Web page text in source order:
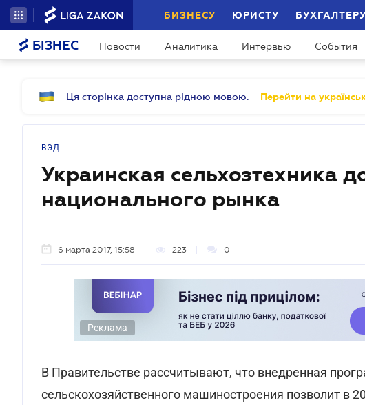
БИЗНЕСУ ЮРИСТУ БУХГАЛТЕРУ
БІЗНЕС Новости Аналитика Интервью События
Ця сторінка доступна рідною мовою. Перейти на
ВЭД
Украинская сельхозтехника
национального рынка
6 марта 2017, 15:58 223 0
Реклама
В Правительстве рассчитывают, что внедренная
сельскохозяйственного машиностроения позволит в